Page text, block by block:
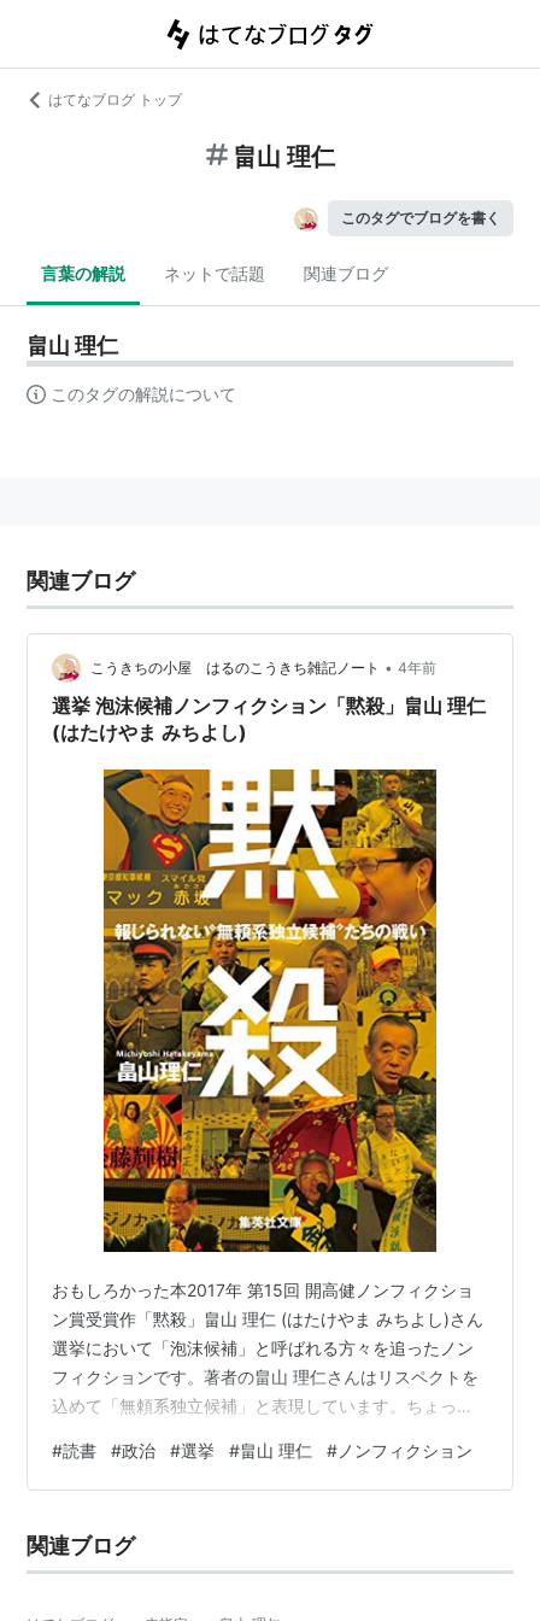
はてなブログ トップ
畠山 理仁
このタグでブログを書く
言葉の解説 ネットで話題 関連ブログ
畠山 理仁
このタグの解説について
関連ブログ
こうきちの小屋 はるのこうきち雑記ノート • 4年前
選挙 泡沫候補ノンフィクション「黙殺」畠山 理仁
(はたけやま みちよし)
おもしろかった本2017年 第15回 開高健ノンフィクショ
ン賞受賞作「黙殺」畠山 理仁 (はたけやま みちよし)さん
選挙において「泡沫候補」と呼ばれる方々を追ったノン
フィクションです。著者の畠山 理仁さんはリスペクトを
込めて「無頼系独立候補」と表現しています。ちょっと
のですが、「ものすごくおもしろかった」というのは憶
えています。 おもしろかった・・・というのは事実です
た・・・。世の中から泡沫候補としてしか見られていな
いマック赤坂さんの意外な真剣さと、その胆力に。 すご
#読書 #政治 #選挙 #畠山 理仁 # ノンフィクション
関連ブログ